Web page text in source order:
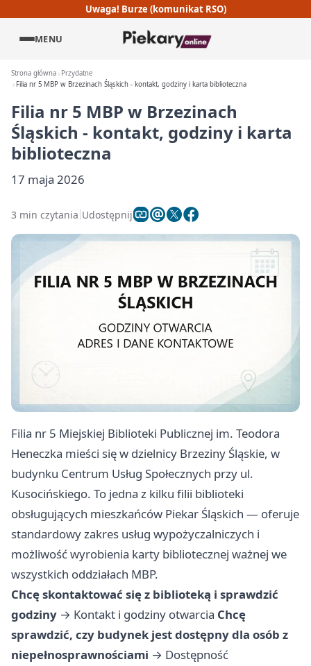
Uwaga! Burze (komunikat RSO)
MENU
Strona główna
Przydatne
Filia nr 5 MBP w Brzezinach Śląskich - kontakt, godziny i karta biblioteczna
Filia nr 5 MBP w Brzezinach
Śląskich - kontakt, godziny i karta
biblioteczna
17 maja 2026
3 min czytania Udostępnij
Filia nr 5 Miejskiej Biblioteki Publicznej im. Teodora
Heneczka mieści się w dzielnicy Brzeziny Śląskie, w
budynku Centrum Usług Społecznych przy ul.
Kusocińskiego. To jedna z kilku filii biblioteki
obsługujących mieszkańców Piekar Śląskich — oferuje
standardowy zakres usług wypożyczalniczych i
możliwość wyrobienia karty bibliotecznej ważnej we
wszystkich oddziałach MBP.
Chcę skontaktować się z biblioteką i sprawdzić
godziny → Kontakt i godziny otwarcia Chcę
sprawdzić, czy budynek jest dostępny dla osób z
niepełnosprawnościami → Dostępność